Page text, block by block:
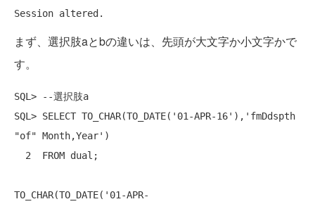
Session altered.
まず、選択肢aとbの違いは、先頭が大文字か小文字かで
す。
SQL> --選択肢a
SQL> SELECT TO_CHAR(TO_DATE('01-APR-16'),'fmDdspth
"of" Month,Year')
TO_CHAR(TO_DATE('01-APR-